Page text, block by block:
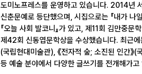
도미노프레스를 운영하고 있습니다. 2014년
신춘문예로 등단했으며, 시집으로는 『내가 나
『오늘 사회 발코니』가 있고, 제11회 김만중문
제42회 신동엽문학상을 수상했습니다. 최근에
(국립현대미술관), 《전자적 숲; 소진된 인간》(
등 예술 분야에서 다양한 글쓰기를 전개해가고